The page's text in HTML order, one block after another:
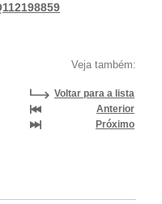
Veja também:
Voltar para a lista
Anterior
Próximo